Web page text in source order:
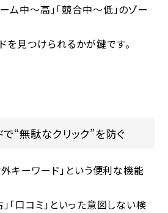
ム中〜高」「競合中〜低」のゾー
見つけられるかが鍵です。
“無駄なクリック”を防ぐ
キーワード」という便利な機能
」「口コミ」といった意図しない検